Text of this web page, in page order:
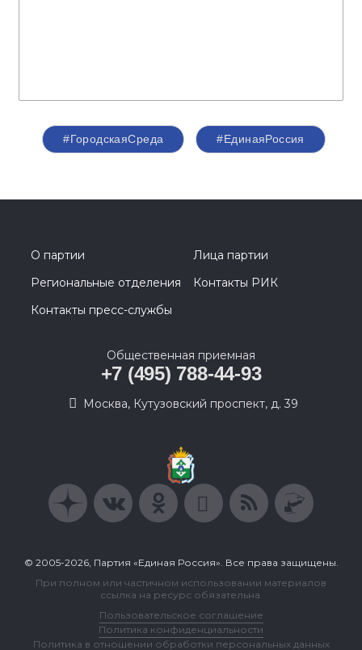
#ГородскаяСреда #ЕдинаяРоссия
О партии
Лица партии
Региональные отделения
Контакты РИК
Контакты пресс-службы
Общественная приемная
+7 (495) 788-44-93
Москва, Кутузовский проспект, д. 39
© 2005-2026, Партия «Единая Россия». Все права защищены.
При полном или частичном использовании материалов
ссылка на ресурс обязательна.
Пользовательское соглашение
Политика конфиденциальности
Политика в отношении обработки персональных данных